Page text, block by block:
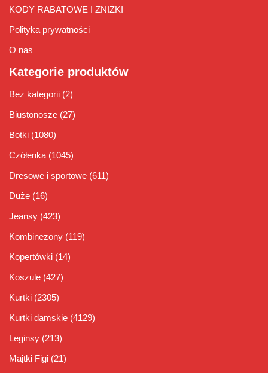
KODY RABATOWE I ZNIŻKI
Polityka prywatności
O nas
Kategorie produktów
Bez kategorii (2)
Biustonosze (27)
Botki (1080)
Czółenka (1045)
Dresowe i sportowe (611)
Duże (16)
Jeansy (423)
Kombinezony (119)
Kopertówki (14)
Koszule (427)
Kurtki (2305)
Kurtki damskie (4129)
Leginsy (213)
Majtki Figi (21)